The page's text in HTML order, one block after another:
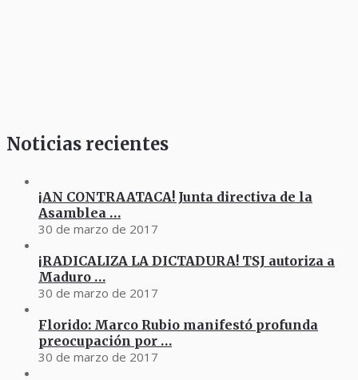
Noticias recientes
¡AN CONTRAATACA! Junta directiva de la
Asamblea …
30 de marzo de 2017
¡RADICALIZA LA DICTADURA! TSJ autoriza a
Maduro …
30 de marzo de 2017
Florido: Marco Rubio manifestó profunda
preocupación por …
30 de marzo de 2017